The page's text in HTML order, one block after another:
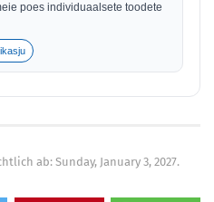
poes individuaalsete toodete
ab: Sunday, January 3, 2027.